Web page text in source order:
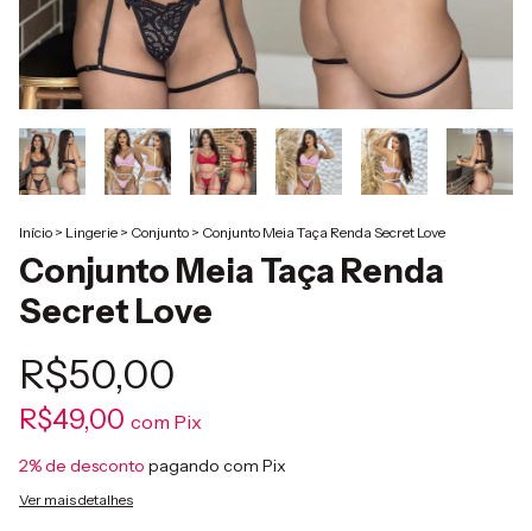
Início > Lingerie > Conjunto > Conjunto Meia Taça Renda Secret Love
Conjunto Meia Taça Renda
Secret Love
R$50,00
R$49,00 com Pix
2% de desconto pagando com Pix
Ver mais detalhes